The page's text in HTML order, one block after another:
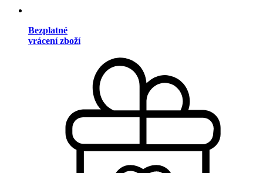
Bezplatné
vrácení zboží